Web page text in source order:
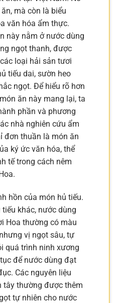
mà còn là biểu
văn hóa ẩm thực.
này nằm ở nước dùng
ngọt thanh, được
loại hải sản tươi
tiếu dai, sườn heo
ngọt. Để hiểu rõ hơn
ăn này mang lại, ta
phần và phương
nhà nghiên cứu ẩm
đơn thuần là món ăn
ký ức văn hóa, thể
tế trong cách nêm
hồn của món hủ tiếu.
khác, nước dùng
Hoa thường có màu
vị ngọt sâu, tự
quá trình ninh xương
để nước dùng đạt
Các nguyên liệu
tây thường được thêm
tự nhiên cho nước